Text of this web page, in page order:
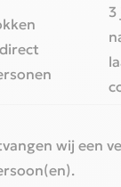
3
wij een